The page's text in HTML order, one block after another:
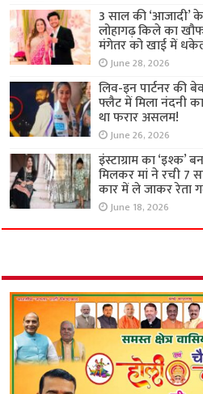
3 साल की ‘आजादी’
लोहागढ़ किले का
मंगेतर को खाई में
June 28, 2026
लिव-इन पार्टनर की
फ्लैट में मिला नंदनी
था फरार असलम!
June 26, 2026
इंस्टाग्राम का
मिलकर मां ने रची 7
कार में ले जाकर रेता
June 18, 2026